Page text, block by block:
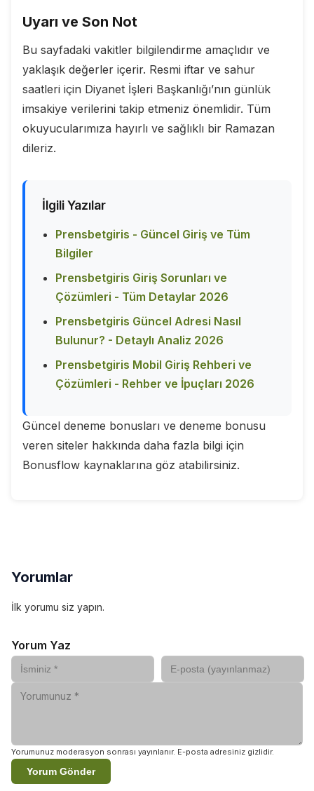
Uyarı ve Son Not
Bu sayfadaki vakitler bilgilendirme amaçlıdır ve
yaklaşık değerler içerir. Resmi iftar ve sahur
saatleri için Diyanet İşleri Başkanlığı’nın günlük
imsakiye verilerini takip etmeniz önemlidir. Tüm
okuyucularımıza hayırlı ve sağlıklı bir Ramazan
dileriz.
İlgili Yazılar
Prensbetgiris - Güncel Giriş ve Tüm
Bilgiler
Prensbetgiris Giriş Sorunları ve
Çözümleri - Tüm Detaylar 2026
Prensbetgiris Güncel Adresi Nasıl
Bulunur? - Detaylı Analiz 2026
Prensbetgiris Mobil Giriş Rehberi ve
Çözümleri - Rehber ve İpuçları 2026
Güncel deneme bonusları ve deneme bonusu
veren siteler hakkında daha fazla bilgi için
Bonusflow kaynaklarına göz atabilirsiniz.
Yorumlar
İlk yorumu siz yapın.
Yorum Yaz
Yorumunuz moderasyon sonrası yayınlanır. E-posta adresiniz gizlidir.
Yorum Gönder